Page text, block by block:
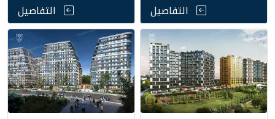
التفاصيل التفاصيل